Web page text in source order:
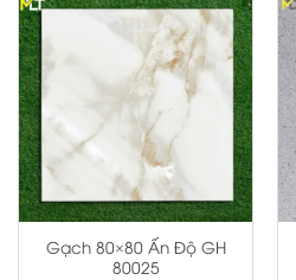
Gạch 80×80 Ấn Độ GH
80025